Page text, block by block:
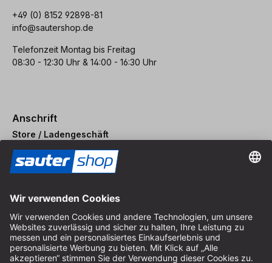
+49 (0) 8152 92898-81
info@sautershop.de
Telefonzeit Montag bis Freitag
08:30 - 12:30 Uhr & 14:00 - 16:30 Uhr
Anschrift
Store / Ladengeschäft
Arzbergerstraße 4
82211 Herrsching
Anfahrt
Öffnungszeiten vor Ort
Montag bis Freitag